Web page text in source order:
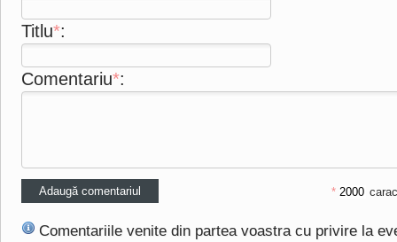
Titlu*:
Comentariu*:
*
Comentariile venite din partea voastra cu privire la